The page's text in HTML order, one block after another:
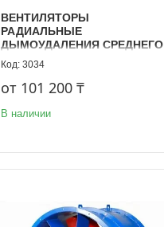
ВЕНТИЛЯТОРЫ
РАДИАЛЬНЫЕ
ДЫМОУДАЛЕНИЯ СРЕДНЕГО
ДАВЛЕНИЯ ДО 600°С ВРД
280-46
3034
от 101 200 ₸
В наличии